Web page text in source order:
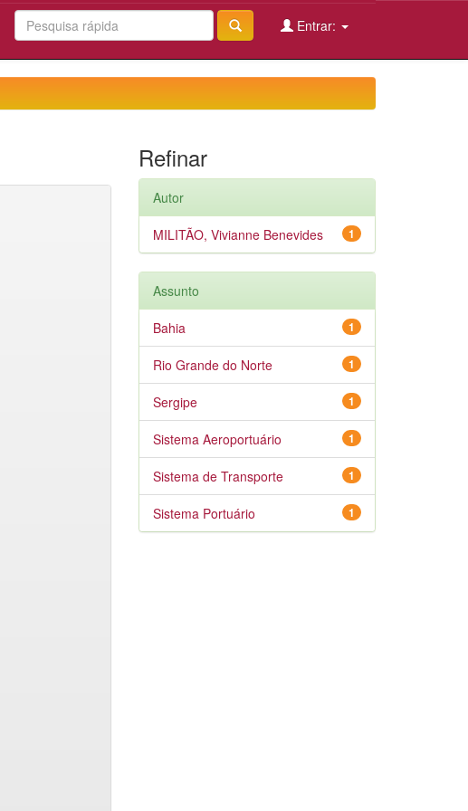
Entrar:
Refinar
Autor
1
MILITÃO, Vivianne Benevides
Assunto
1
Bahia
1
Rio Grande do Norte
1
Sergipe
1
Sistema Aeroportuário
1
Sistema de Transporte
1
Sistema Portuário